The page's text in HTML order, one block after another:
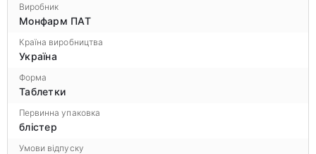
Виробник
Монфарм ПАТ
Країна виробництва
Україна
Форма
Таблетки
Первинна упаковка
блістер
Умови відпуску